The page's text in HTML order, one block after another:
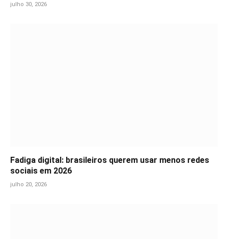
julho 30, 2026
Fadiga digital: brasileiros querem usar menos redes
sociais em 2026
julho 20, 2026